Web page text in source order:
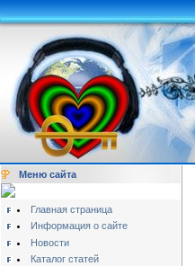
Меню сайта
Главная страница
Информация о сайте
Новости
Каталог статей